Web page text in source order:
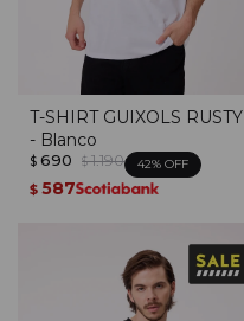
T-SHIRT GUIXOLS RUSTY
- Blanco
$ 690 $ 1.190 42
$ 587